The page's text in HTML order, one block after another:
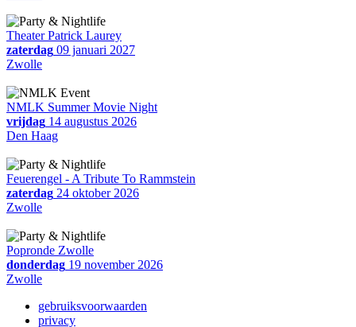
Theater Patrick Laurey
zaterdag 09 januari 2027
Zwolle
NMLK Summer Movie Night
vrijdag 14 augustus 2026
Den Haag
Feuerengel - A Tribute To Rammstein
zaterdag 24 oktober 2026
Zwolle
Popronde Zwolle
donderdag 19 november 2026
Zwolle
gebruiksvoorwaarden
privacy